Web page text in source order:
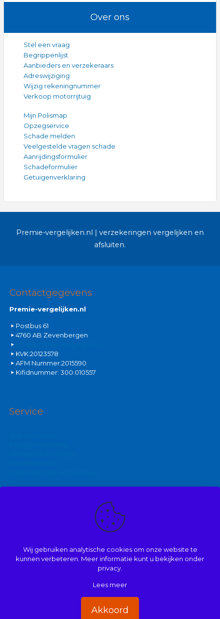
Over ons
Stel een vraag
Begrippenlijst
Aanbieders en verzekeraars
Adreswijziging
Wijzig rekeningnummer
Verkoop motorrijtuig
Mijn Polismap
Opzegservice
Schade melden
Veelgestelde vragen schade
Aanrijdingsformulier
Schadeformulier
Getuigenverklaring
Premie-vergelijken.nl | verzekeringen vergelijken en
afsluiten.
Contactgegevens
Premie-vergelijken.nl
Postbus 61
4760 AB Zevenbergen
KVK:20123578
AFM Nummer:2015590
Kifidnummer: 300.010557
Service
Vergelijk autoverzekering
Disclaimer Dienstenwijzer/ over ons
Beloningsbeleid
Wij gebruiken analytische cookies om onze website te
kunnen verbeteren. Meer informatie kunt u bekijken onder
privacy.
Lees meer
Akkoord